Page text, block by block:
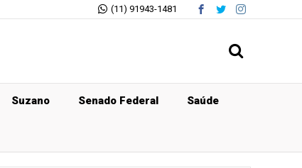
(11) 91943-1481
Suzano Senado Federal Saúde